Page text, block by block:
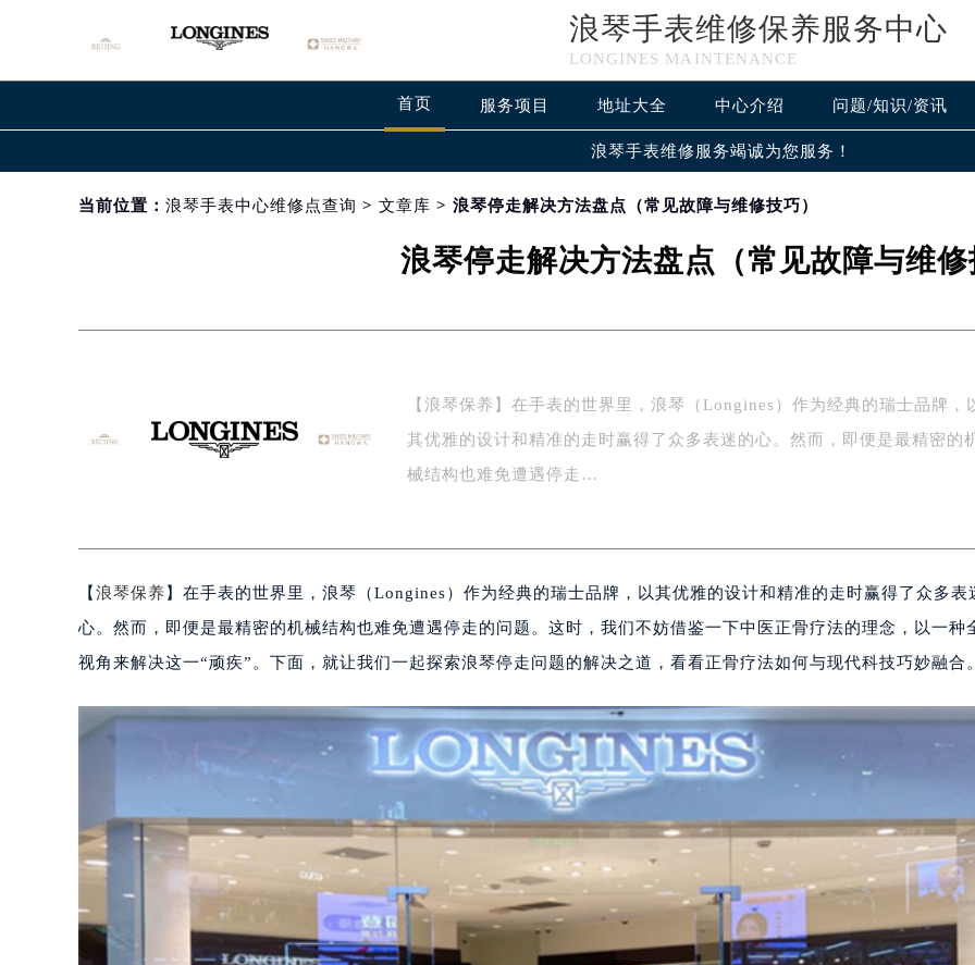
浪琴手表维修保养服务中心
LONGINES MAINTENANCE
首页 服务项目 地址大全 中心介绍 问题/知识/资讯
浪琴手表维修服务竭诚为您服务！
当前位置： 浪琴手表中心维修点查询 > 文章库 > 浪琴停走解决方法盘点（常见故障与维修技巧）
浪琴停走解决方法盘点（常见故障与维修
【浪琴保养】在手表的世界里，浪琴（Longines）作为经典的瑞士品牌，
其优雅的设计和精准的走时赢得了众多表迷的心。然而，即便是最精密的
械结构也难免遭遇停走…
【 浪琴保养 】在手表的世界里，浪琴（Longines）作为经典的瑞士品牌，以其优雅的设计和精准的走时赢得了众多表
心。然而，即便是最精密的机械结构也难免遭遇停走的问题。这时，我们不妨借鉴一下中医正骨疗法的理念，以一种
视角来解决这一“顽疾”。下面，就让我们一起探索浪琴停走问题的解决之道，看看正骨疗法如何与现代科技巧妙融合。